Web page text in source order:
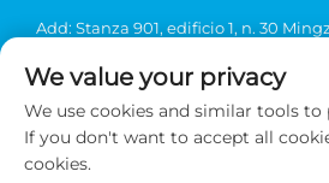
Add: Stanza 901, edificio 1, n. 30
Cina
Tel:+86-2036031688 Ext 8048
E-mail:
We value your privacy
We use cookies and similar tools to
If you don't want to accept all
cookies.